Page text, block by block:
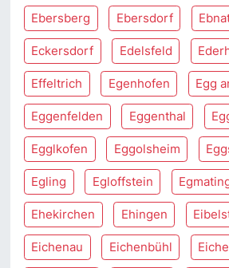
Ebersberg Ebersdorf
Eckersdorf Edelsfeld
Effeltrich Egenhofen Egg
Eggenfelden Eggenthal
Egglkofen Eggolsheim
Egling Egloffstein
Ehekirchen Ehingen
Eichenau Eichenbühl